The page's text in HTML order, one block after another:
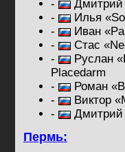
-
Дмитрий
-
Илья
-
Иван
-
Стас
-
Руслан
Placedarm
-
Роман
-
Виктор
-
Пермь: